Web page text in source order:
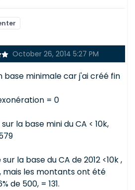
October 26, 2014 5:27 PM
base minimale car j'ai créé fin
= 0
sur la base mini du CA < 10k,
la base du CA de 2012 <10k ,
mais les montants ont été
de 500, = 131.